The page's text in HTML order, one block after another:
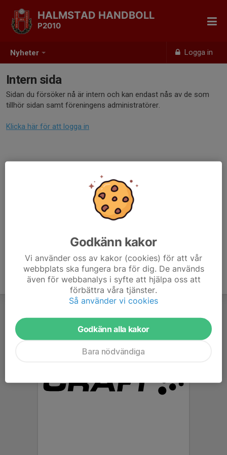
Nyheter Logga in
HALMSTAD HANDBOLL
P2010
Intern sida
Sidan du försöker nå är intern och kan endast nås av de som
tillhör sidan samt föreningens administratörer.
Klicka här för att logga in
Godkänn kakor
Vi använder oss av kakor (cookies) för att vår
webbplats ska fungera bra för dig. De används
även för webbanalys i syfte att hjälpa oss att
förbättra våra tjänster.
Så använder vi cookies
Godkänn alla kakor
Bara nödvändiga